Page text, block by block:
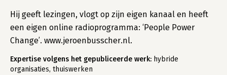
Hij geeft lezingen, vlogt op zijn eigen kanaal en heeft
een eigen online radioprogramma: ‘People Power
Change’. www.jeroenbusscher.nl.
Expertise volgens het gepubliceerde werk: hybride
organisaties, thuiswerken